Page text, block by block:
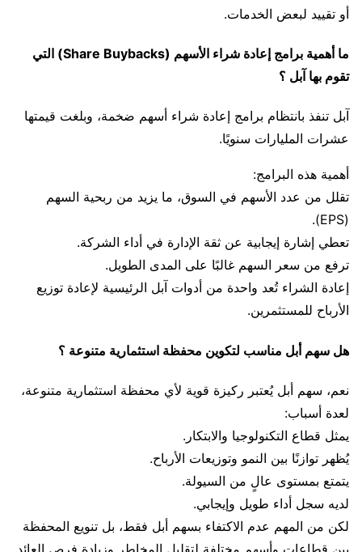
أو تقييد لبعض الخدمات.
ما أهمية برامج إعادة شراء الأسهم (Share Buybacks) التي
تقوم بها آبل ؟
آبل تنفذ بانتظام برامج إعادة شراء أسهم ضخمة، وبلغت قيمتها
عشرات المليارات سنويًا.
أهمية هذه البرامج:
تقلل من عدد الأسهم في السوق، ما يزيد من ربحية السهم
(EPS).
تعطي إشارة إيجابية عن ثقة الإدارة في أداء الشركة.
ترفع من سعر السهم غالبًا على المدى الطويل.
إعادة الشراء تُعد واحدة من أدوات آبل الرئيسية لإعادة توزيع
الأرباح للمستثمرين.
هل سهم أبل مناسب لتكوين محفظة استثمارية متنوعة ؟
نعم، سهم أبل يُعتبر ركيزة قوية لأي محفظة استثمارية متنوعة،
لعدة أسباب:
يمثل قطاع التكنولوجيا والابتكار.
يُظهر توازنًا بين النمو وتوزيعات الأرباح.
يتمتع بمستوى عالٍ من السيولة.
لديه سجل أداء طويل وإيجابي.
لكن من المهم عدم الاكتفاء بسهم أبل فقط، بل تنويع المحفظة
بين قطاعات وأسهم مختلفة لتقليل المخاطر وزيادة فرص العائد.